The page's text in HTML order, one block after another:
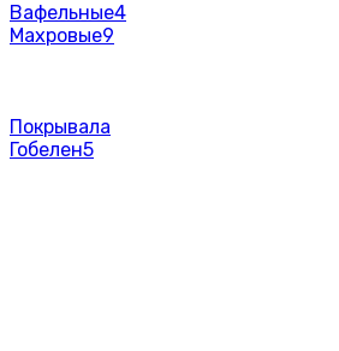
Вафельные4
Махровые9
Покрывала
Гобелен5